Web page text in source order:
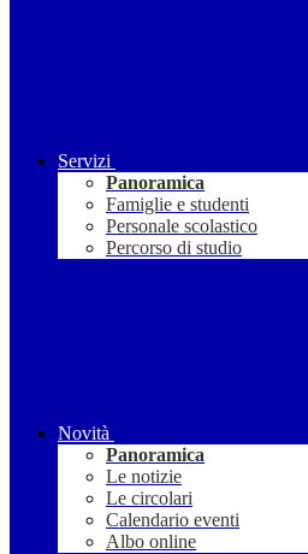
Servizi
Panoramica
Famiglie e studenti
Personale scolastico
Percorso di studio
Novità
Panoramica
Le notizie
Le circolari
Calendario eventi
Albo online